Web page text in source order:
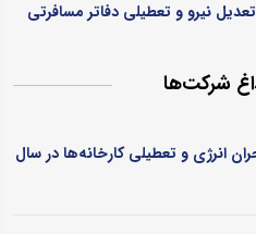
نیرو و تعطیلی دفاتر مسافرتی
شرکت‌ها
انرژی و تعطیلی کارخانه‌ها در سال